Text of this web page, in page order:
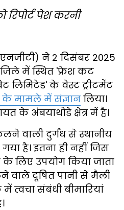
रिपोर्ट पेश करनी
ने 2 दिसंबर 2025
में स्थित 'फ्रेश कट
लिमिटेड' के वेस्ट ट्रीटमेंट
मामले में संज्ञान लिया।
के अंबयाथोडे क्षेत्र में है।
वाली दुर्गंध से स्थानीय
है। इतना ही नहीं जिस
लिए उपयोग किया जाता
वाले दूषित पानी से मैली
त्वचा संबंधी बीमारियां